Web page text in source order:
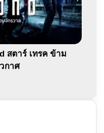
สตาร์ เทรค ข้าม
กาศ